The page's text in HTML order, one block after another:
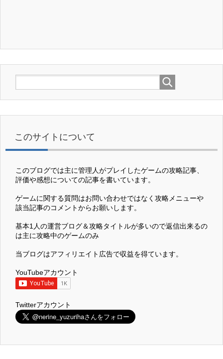
このサイトについて
このブログでは主に管理人がプレイしたゲームの攻略記事、
評価や感想についての記事を書いています。
ゲームに関する質問はお問い合わせではなく攻略メニューや
該当記事のコメントからお願いします。
基本1人の運営ブログ＆攻略タイトルが多いので返信出来るの
は主に攻略中のゲームのみ
当ブログはアフィリエイト広告で収益を得ています。
YouTubeアカウント
Twitterアカウント